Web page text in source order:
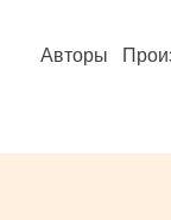
Авторы